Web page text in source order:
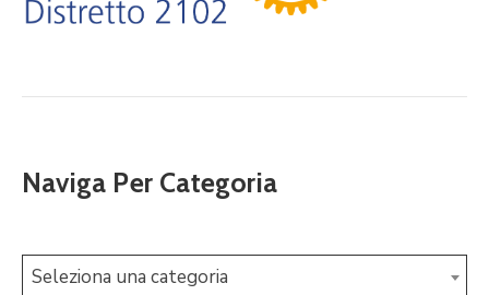
Naviga Per Categoria
Seleziona una categoria